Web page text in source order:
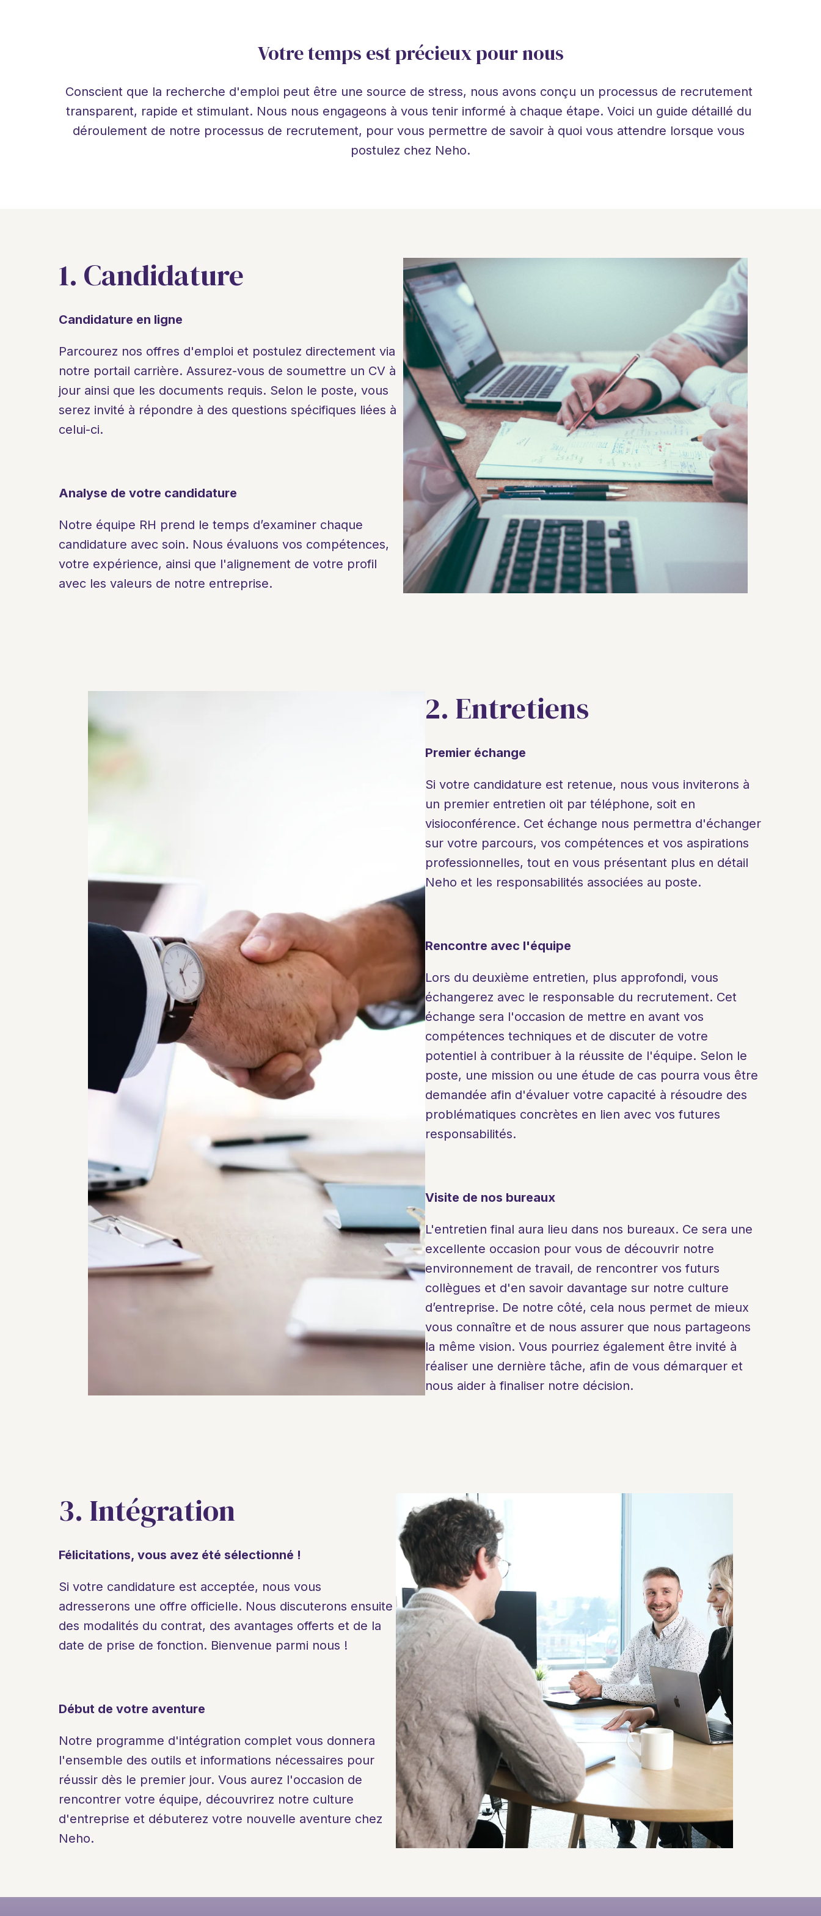
Votre temps est précieux pour nous
Conscient que la recherche d'emploi peut être une source de stress, nous avons conçu un processus de recrutement
transparent, rapide et stimulant. Nous nous engageons à vous tenir informé à chaque étape. Voici un guide détaillé du
déroulement de notre processus de recrutement, pour vous permettre de savoir à quoi vous attendre lorsque vous
postulez chez Neho.
1. Candidature
Candidature en ligne
Parcourez nos offres d'emploi et postulez directement via
notre portail carrière. Assurez-vous de soumettre un CV à
jour ainsi que les documents requis. Selon le poste, vous
serez invité à répondre à des questions spécifiques liées à
celui-ci.
Analyse de votre candidature
Notre équipe RH prend le temps d’examiner chaque
candidature avec soin. Nous évaluons vos compétences,
votre expérience, ainsi que l'alignement de votre profil
avec les valeurs de notre entreprise.
2. Entretiens
Premier échange
Si votre candidature est retenue, nous vous inviterons à
un premier entretien oit par téléphone, soit en
visioconférence. Cet échange nous permettra d'échanger
sur votre parcours, vos compétences et vos aspirations
professionnelles, tout en vous présentant plus en détail
Neho et les responsabilités associées au poste.
Rencontre avec l'équipe
Lors du deuxième entretien, plus approfondi, vous
échangerez avec le responsable du recrutement. Cet
échange sera l'occasion de mettre en avant vos
compétences techniques et de discuter de votre
potentiel à contribuer à la réussite de l'équipe. Selon le
poste, une mission ou une étude de cas pourra vous être
demandée afin d'évaluer votre capacité à résoudre des
problématiques concrètes en lien avec vos futures
responsabilités.
Visite de nos bureaux
L'entretien final aura lieu dans nos bureaux. Ce sera une
excellente occasion pour vous de découvrir notre
environnement de travail, de rencontrer vos futurs
collègues et d'en savoir davantage sur notre culture
d’entreprise. De notre côté, cela nous permet de mieux
vous connaître et de nous assurer que nous partageons
la même vision. Vous pourriez également être invité à
réaliser une dernière tâche, afin de vous démarquer et
nous aider à finaliser notre décision.
3. Intégration
Félicitations, vous avez été sélectionné !
Si votre candidature est acceptée, nous vous
adresserons une offre officielle. Nous discuterons ensuite
des modalités du contrat, des avantages offerts et de la
date de prise de fonction. Bienvenue parmi nous !
Début de votre aventure
Notre programme d'intégration complet vous donnera
l'ensemble des outils et informations nécessaires pour
réussir dès le premier jour. Vous aurez l'occasion de
rencontrer votre équipe, découvrirez notre culture
d'entreprise et débuterez votre nouvelle aventure chez
Neho.